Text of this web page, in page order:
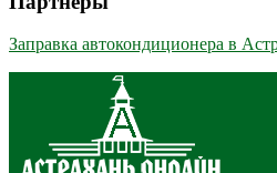
Заправка автокондиционера в